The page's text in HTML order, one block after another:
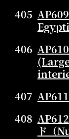
405
406
407
408
ド（